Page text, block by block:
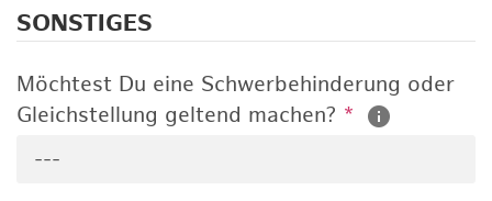
SONSTIGES
Möchtest Du eine Schwerbehinderung oder
Gleichstellung geltend machen? *
---